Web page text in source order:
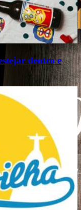
dentro e